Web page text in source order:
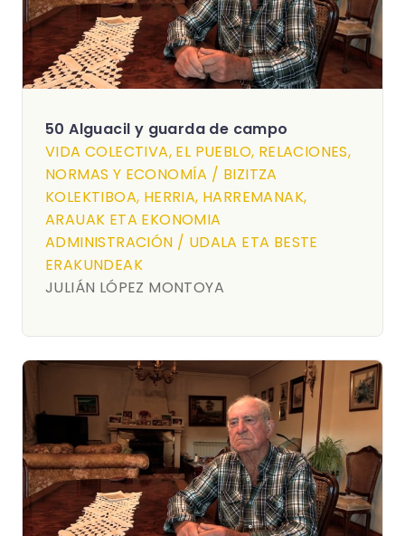
50 Alguacil y guarda de campo
VIDA COLECTIVA, EL PUEBLO, RELACIONES,
NORMAS Y ECONOMÍA / BIZITZA
KOLEKTIBOA, HERRIA, HARREMANAK,
ARAUAK ETA EKONOMIA
ADMINISTRACIÓN / UDALA ETA BESTE
ERAKUNDEAK
JULIÁN LÓPEZ MONTOYA